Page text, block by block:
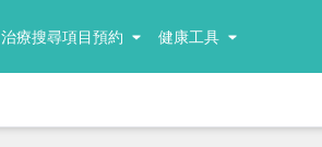
治療搜尋項目預約 健康工具